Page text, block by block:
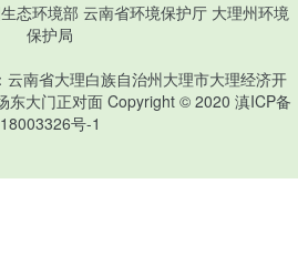
态环境部 云南省环境保护厅 大理州环境
保护局
南省大理白族自治州大理市大理经济开
东大门正对面 Copyright © 2020 滇ICP备
18003326号-1